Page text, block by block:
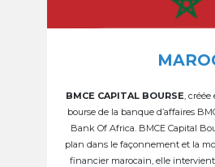
BMCE CAPITAL BOURSE ,
bourse de la banque d’affaires
Bank Of Africa. BMCE Capital
plan dans le façonnement et la
financier marocain, elle